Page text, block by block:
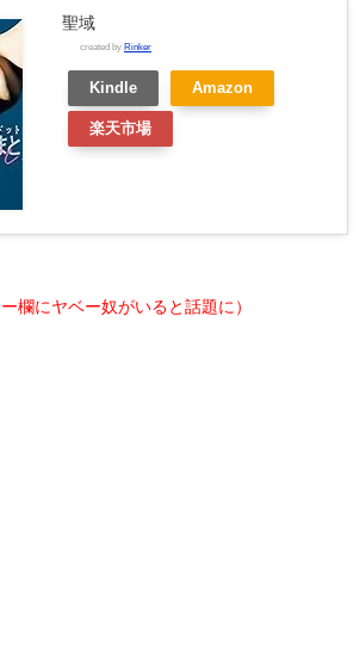
聖域
created by Rinker
Kindle Amazon
楽天市場
ー欄にヤベー奴がいると話題に）